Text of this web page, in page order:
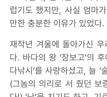
럽기도 했지만, 사실 엄마
만한 충분한 이유가 있었다.
재작년 겨울에 돌아가신
다. 바다의 왕 ‘장보고’의
다낚시’를 사랑하셨고, 늘 ‘
(그놈의 의리로 서 줬던 보